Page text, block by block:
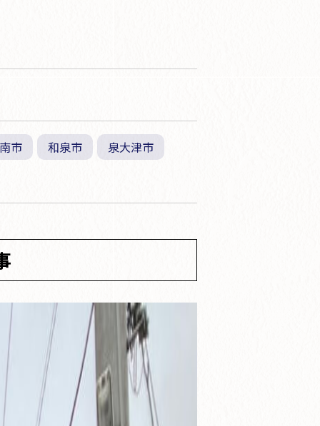
市 和泉市 泉大津市